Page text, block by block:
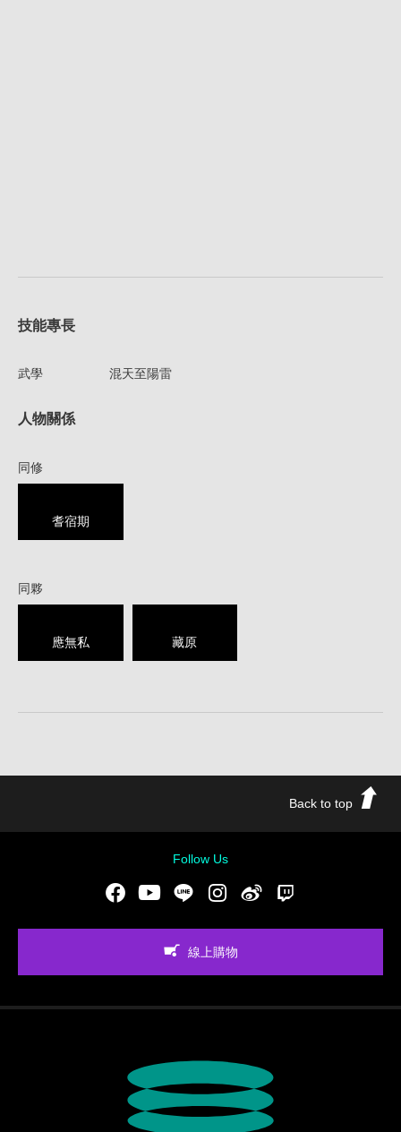
技能專長
武學 混天至陽雷
人物關係
同修
耆宿期
同夥
應無私 藏原
Back to top
Follow Us
FacebookYoutubeLINE Instgram新浪微博
線上購物